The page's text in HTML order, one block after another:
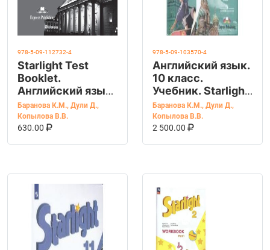
978-5-09-112732-4
Starlight Test
Booklet.
Английский язык.
5 класс.
Контрольные
задания
Баранова К.М., Дули Д.,
Копылова В.В.
630.00
В КОРЗИНУ
978-5-09-103570-4
Английский язык.
10 класс.
Учебник. Starlight
(Звездный
английский).
Баранова К.М.
Баранова К.М., Дули Д.,
Копылова В.В.
2 500.00
В КОРЗИНУ